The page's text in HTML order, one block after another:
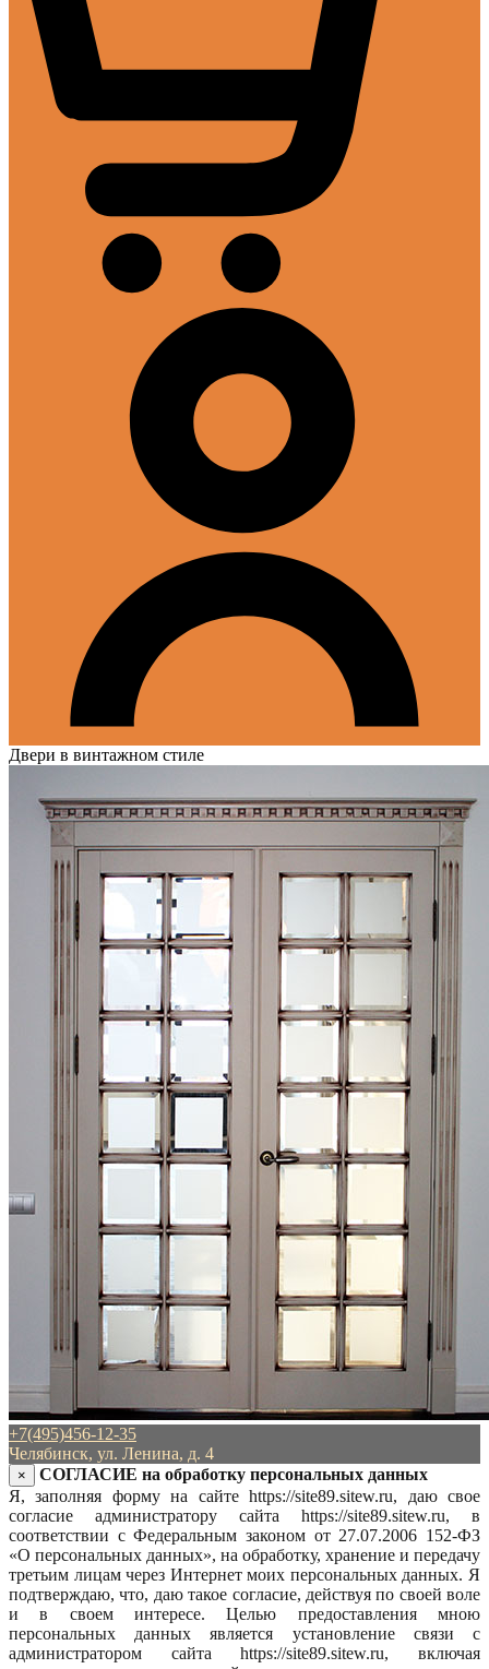
Двери в винтажном стиле
+7(495)456-12-35
Челябинск, ул. Ленина, д. 4
×
СОГЛАСИЕ на обработку персональных данных
Я, заполняя форму на сайте https://site89.sitew.ru, даю свое
согласие администратору сайта https://site89.sitew.ru, в
соответствии с Федеральным законом от 27.07.2006 152-ФЗ
«О персональных данных», на обработку, хранение и передачу
третьим лицам через Интернет моих персональных данных. Я
подтверждаю, что, даю такое согласие, действуя по своей воле
и в своем интересе. Целью предоставления мною
персональных данных является установление связи с
администратором сайта https://site89.sitew.ru, включая